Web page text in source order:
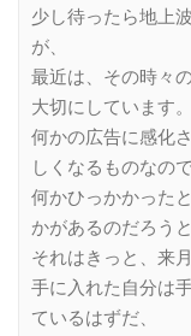
少し待ったら地上
が、
最近は、その時々
大切にしています。
何かの広告に感化
しくなるものなので
何かひっかかった
かがあるのだろうと
それはきっと、来
手に入れた自分は
ているはずだ、